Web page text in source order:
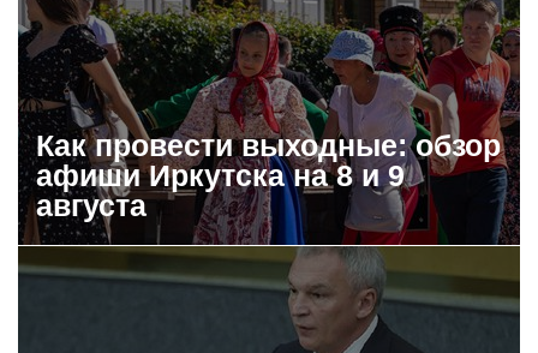
Как провести выходные: обзор
афиши Иркутска на 8 и 9
августа